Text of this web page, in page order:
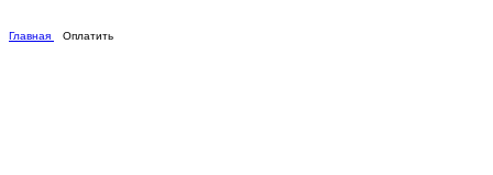
Главная Оплатить